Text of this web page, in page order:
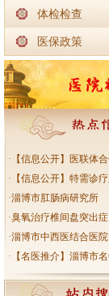
体检检查
医保政策
· 【信息公开】医联体
· 【信息公开】特需诊
·淄博市肛肠病研究所
·臭氧治疗椎间盘突出症
·淄博市中西医结合医
· 【名医推介】淄博市